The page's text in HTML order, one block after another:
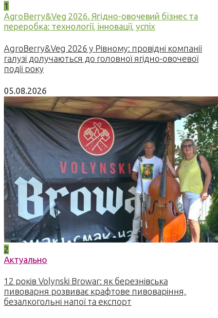
1
AgroBerry&Veg 2026. Ягідно-овочевий бізнес та
переробка: технології, інновації, успіх
AgroBerry&Veg 2026 у Рівному: провідні компанії
галузі долучаються до головної ягідно-овочевої
події року
05.08.2026
2
Актуально
12 років Volynski Browar: як березнівська
пивоварня розвиває крафтове пивоваріння,
безалкогольні напої та експорт